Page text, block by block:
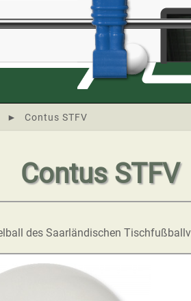
Contus STFV
des Saarländischen
►
Contus STFV